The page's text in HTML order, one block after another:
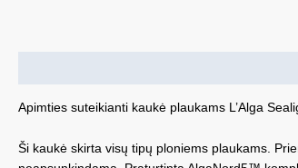
Apimties suteikianti kaukė plaukams L’Alga
Ši kaukė skirta visų tipų ploniems plaukams.